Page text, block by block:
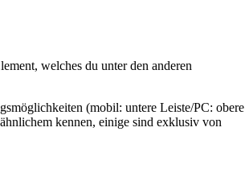
welches du unter den anderen
(mobil: untere Leiste/PC: obere
kennen, einige sind exklusiv von